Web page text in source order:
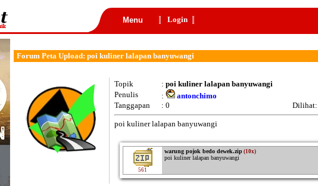
Menu Login
Forum Peta Upload: poi kuliner lalapan banyuwangi
Topik : poi kuliner lalapan banyuwangi
Penulis
: antonchimo
Tanggapan
: 0 Dilihat:
poi kuliner lalapan banyuwangi
561
warung pojok bedo dewek.zip (10x)
poi kuliner lalapan banyuwangi